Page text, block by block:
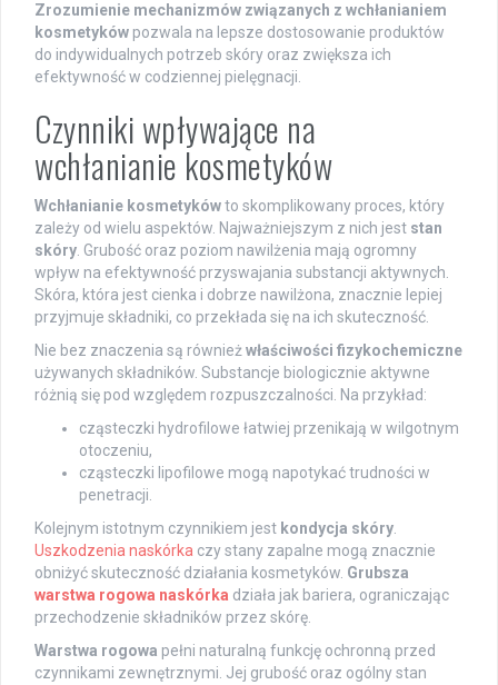
Zrozumienie mechanizmów związanych z wchłanianiem
kosmetyków pozwala na lepsze dostosowanie produktów
do indywidualnych potrzeb skóry oraz zwiększa ich
efektywność w codziennej pielęgnacji.
Czynniki wpływające na
wchłanianie kosmetyków
Wchłanianie kosmetykówto skomplikowany proces, który
zależy od wielu aspektów. Najważniejszym z nich jest stan
skóry. Grubość oraz poziom nawilżenia mają ogromny
wpływ na efektywność przyswajania substancji aktywnych.
Skóra, która jest cienka i dobrze nawilżona, znacznie lepiej
przyjmuje składniki, co przekłada się na ich skuteczność.
Nie bez znaczenia są równieżwłaściwości fizykochemiczne
używanych składników. Substancje biologicznie aktywne
różnią się pod względem rozpuszczalności. Na przykład:
cząsteczki hydrofilowe łatwiej przenikają w wilgotnym
otoczeniu,
cząsteczki lipofilowe mogą napotykać trudności w
penetracji.
Kolejnym istotnym czynnikiem jest kondycja skóry.
Uszkodzenia naskórka czy stany zapalne mogą znacznie
obniżyć skuteczność działania kosmetyków. Grubsza
warstwa rogowa naskórka działa jak bariera, ograniczając
przechodzenie składników przez skórę.
Warstwa rogowa pełni naturalną funkcję ochronną przed
czynnikami zewnętrznymi. Jej grubość oraz ogólny stan